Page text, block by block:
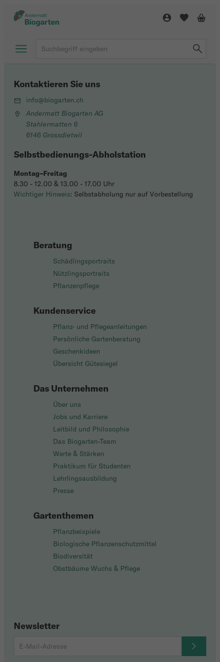
Beratung
Schädlingsportraits
Nützlingsportraits
Pflanzenpflege
Kundenservice
Pflanz- und Pflegeanleitungen
Persönliche Gartenberatung
Geschenkideen
Übersicht Gütesiegel
Das Unternehmen
Über uns
Jobs und Karriere
Leitbild und Philosophie
Das Biogarten-Team
Werte & Stärken
Praktikum für Studenten
Lehrlingsausbildung
Presse
Gartenthemen
Pflanzbeispiele
Biologische Pflanzenschutzmittel
Biodiversität
Obstbäume Wuchs & Pflege
Newsletter
Kontaktieren Sie uns
info@biogarten.ch
Andermatt Biogarten AG
Stahlermatten 6
6146 Grossdietwil
Selbstbedienungs-Abholstation
Montag–Freitag
8.30 - 12.00 & 13.00 - 17.00 Uhr
Wichtiger Hinweis: Selbstabholung nur auf Vorbestellung